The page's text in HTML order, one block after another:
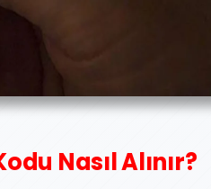
Nasıl Alınır?